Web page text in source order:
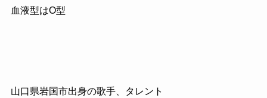
血液型はO型
山口県岩国市出身の歌手、タレント